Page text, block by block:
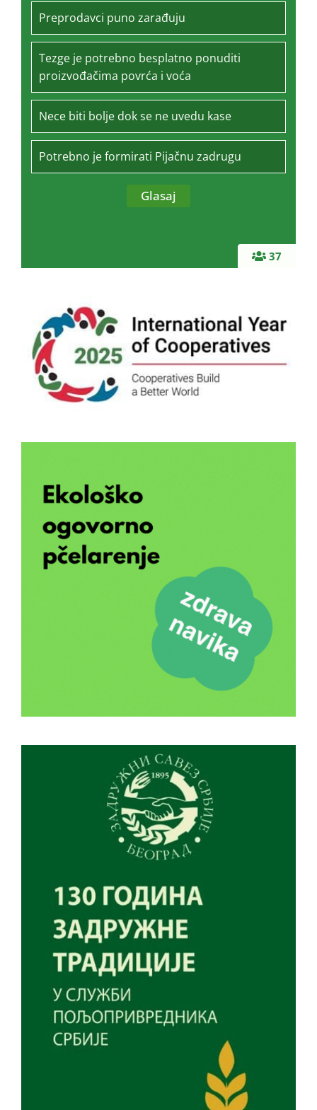
37
Preprodavci puno zarađuju
Tezge je potrebno besplatno ponuditi
proizvođačima povrća i voća
Nece biti bolje dok se ne uvedu kase
Potrebno je formirati Pijačnu zadrugu